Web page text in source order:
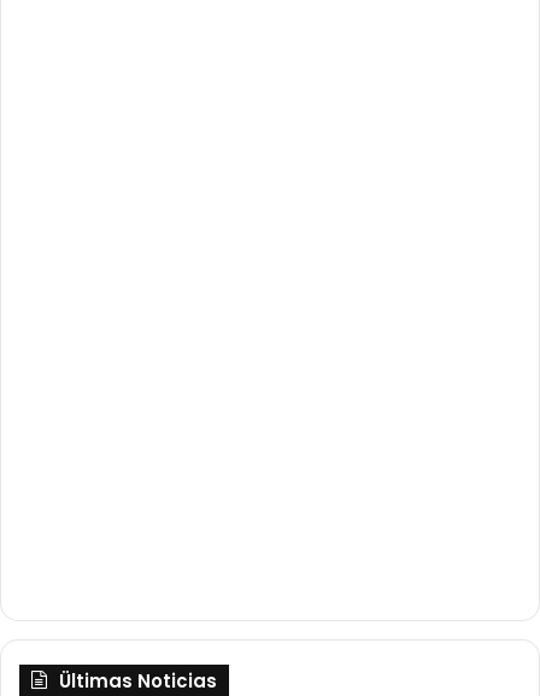
Ültimas Noticias